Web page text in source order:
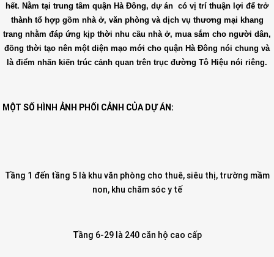
hết. Nằm tại trung tâm quận Hà Đông, dự án có vị trí thuận lợi để trở
thành tổ hợp gồm nhà ở, văn phòng và dịch vụ thương mại khang
trang nhằm đáp ứng kịp thời nhu cầu nhà ở, mua sắm cho người dân,
đồng thời tạo nên một diện mạo mới cho quận Hà Đông nói chung và
là điểm nhấn kiến trúc cảnh quan trên trục đường Tô Hiệu nói riêng.
MỘT SỐ HÌNH ẢNH PHỐI CẢNH CỦA DỰ ÁN:
Tầng 1 đến tầng 5 là khu văn phòng cho thuê, siêu thị, trường mầm
non, khu chăm sóc y tế
Tầng 6-29 là 240 căn hộ cao cấp